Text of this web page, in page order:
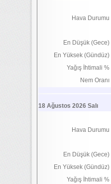
Hava Durumu
En Düşük (Gece)
En Yüksek (Gündüz)
Yağış İhtimali %
Nem Oranı
18 Ağustos 2026 Salı
Hava Durumu
En Düşük (Gece)
En Yüksek (Gündüz)
Yağış İhtimali %